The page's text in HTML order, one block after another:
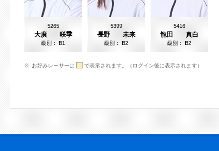
5265
大廣 咲季
級別：B1
5399
長野 未来
級別：B2
5416
龍田 真白
級別：B2
お好みレーサーは で表示されます。（ログイン後に表示されます）